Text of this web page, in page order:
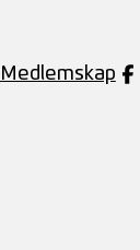
Medlemskap